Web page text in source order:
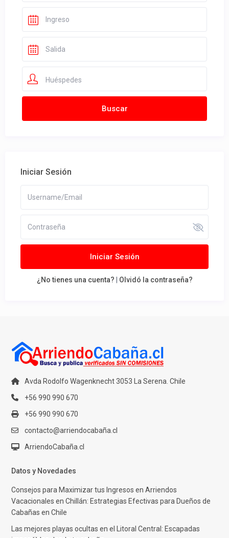
Huéspedes
Iniciar Sesión
Iniciar Sesión
¿No tienes una cuenta? Olvidó la contraseña?
Avda Rodolfo Wagenknecht 3053 La Serena. Chile
+56 990 990 670
+56 990 990 670
contacto@arriendocabaña.cl
ArriendoCabaña.cl
Datos y Novedades
Consejos para Maximizar tus Ingresos en Arriendos
Vacacionales en Chillán: Estrategias Efectivas para Dueños de
Cabañas en Chile
Las mejores playas ocultas en el Litoral Central: Escapadas